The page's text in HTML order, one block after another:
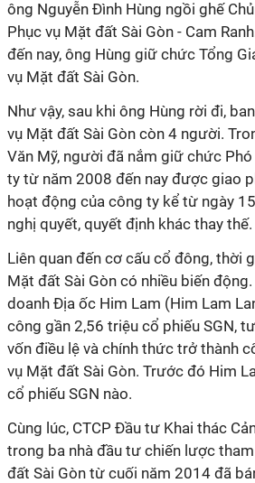
ông Nguyễn Đình Hùng ngồi ghế
Phục vụ Mặt đất Sài Gòn - Cam
đến nay, ông Hùng giữ chức Tổng
vụ Mặt đất Sài Gòn.
Như vậy, sau khi ông Hùng rời đi,
vụ Mặt đất Sài Gòn còn 4 người.
Văn Mỹ, người đã nắm giữ chức
ty từ năm 2008 đến nay được giao
hoạt động của công ty kể từ ngày
nghị quyết, quyết định khác thay thế.
Liên quan đến cơ cấu cổ đông, thời
Mặt đất Sài Gòn có nhiều biến
doanh Địa ốc Him Lam (Him Lam
công gần 2,56 triệu cổ phiếu SGN,
vốn điều lệ và chính thức trở thành
vụ Mặt đất Sài Gòn. Trước đó Him
cổ phiếu SGN nào.
Cùng lúc, CTCP Đầu tư Khai thác
trong ba nhà đầu tư chiến lược
đất Sài Gòn từ cuối năm 2014 đã